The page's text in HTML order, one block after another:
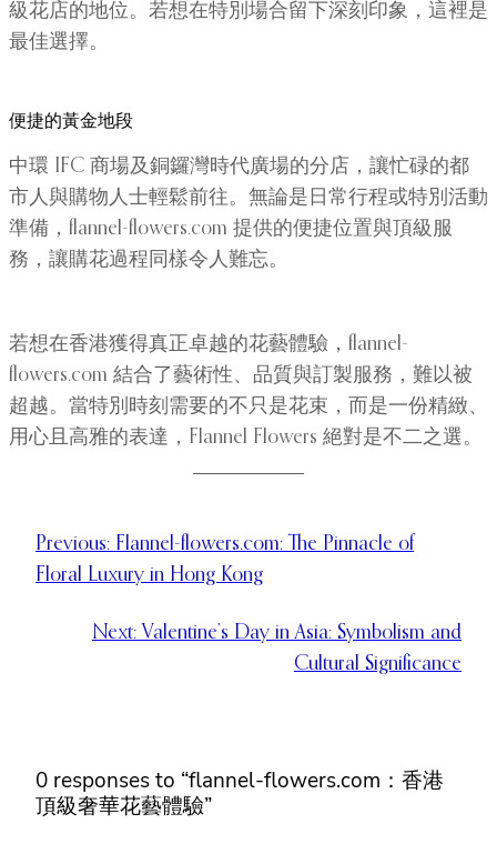
級花店的地位。若想在特別場合留下深刻印象，這裡是
最佳選擇。
便捷的黃金地段
中環 IFC 商場及銅鑼灣時代廣場的分店，讓忙碌的都
市人與購物人士輕鬆前往。無論是日常行程或特別活動
準備，flannel-flowers.com 提供的便捷位置與頂級服
務，讓購花過程同樣令人難忘。
若想在香港獲得真正卓越的花藝體驗，flannel-
flowers.com 結合了藝術性、品質與訂製服務，難以被
超越。當特別時刻需要的不只是花束，而是一份精緻、
用心且高雅的表達，Flannel Flowers 絕對是不二之選。
Previous: Flannel-flowers.com: The Pinnacle of
Floral Luxury in Hong Kong
Next: Valentine’s Day in Asia: Symbolism and
Cultural Significance
0 responses to “flannel-flowers.com：香港
頂級奢華花藝體驗”